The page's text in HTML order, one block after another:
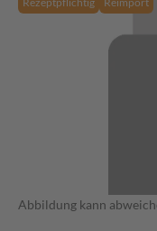
Abbildung kann